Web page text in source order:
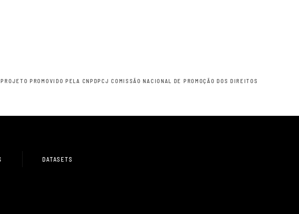
PROMOVIDO PELA CNPDPCJ COMISSÃO NACIONAL DE PROMOÇÃO DOS DIREITOS
DATASETS